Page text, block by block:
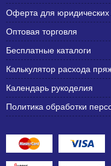
Оферта для юридических
Оптовая торговля
Бесплатные каталоги
Калькулятор расхода
Календарь рукоделия
Политика обработки